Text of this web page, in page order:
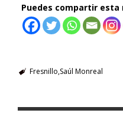
Puedes compartir
Fresnillo Saúl Monreal